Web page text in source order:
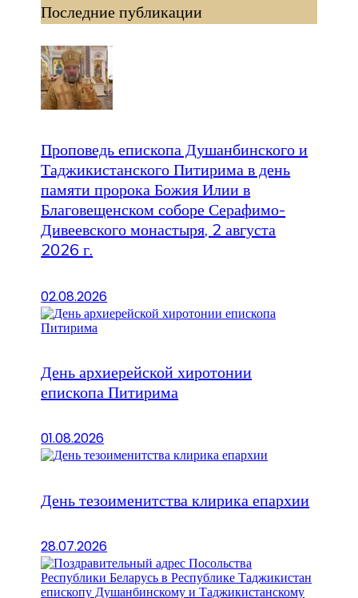
Последние публикации
Проповедь епископа Душанбинского и
Таджикистанского Питирима в день
памяти пророка Божия Илии в
Благовещенском соборе Серафимо-
Дивеевского монастыря, 2 августа
2026 г.
02.08.2026
День архиерейской хиротонии
епископа Питирима
01.08.2026
День тезоименитства клирика епархии
28.07.2026